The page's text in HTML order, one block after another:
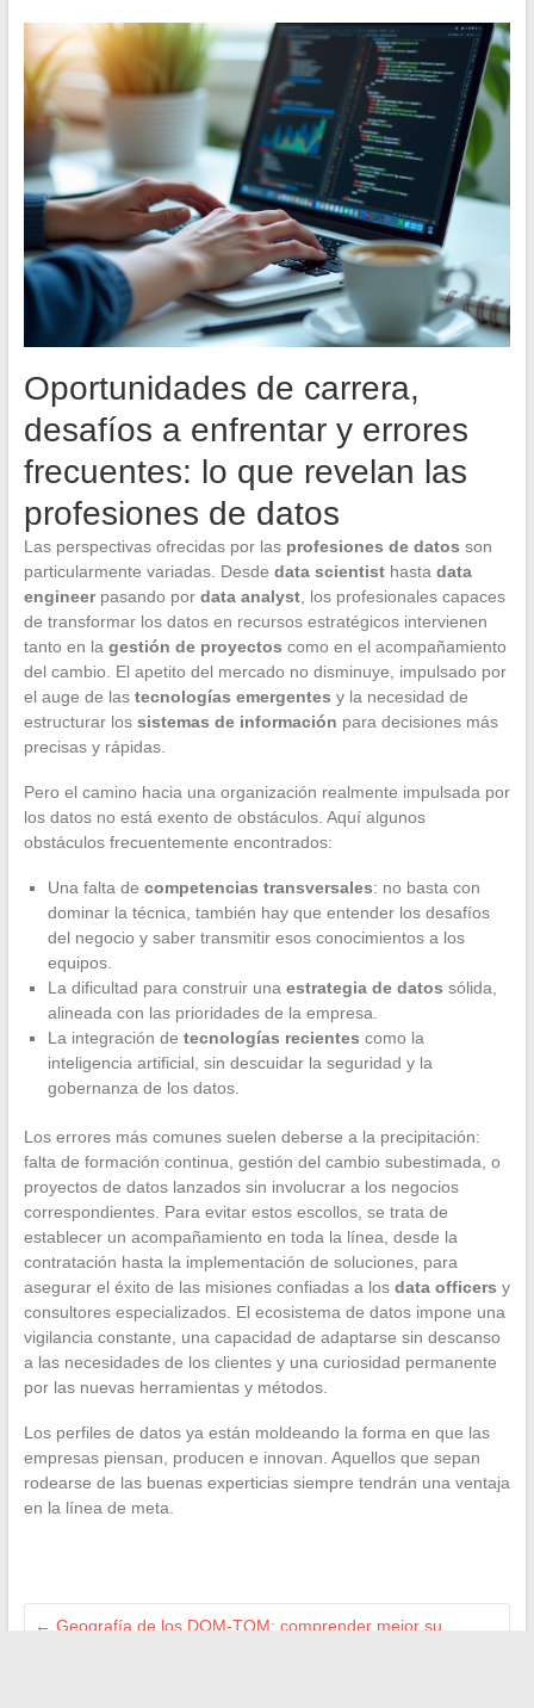
Oportunidades de carrera,
desafíos a enfrentar y errores
frecuentes: lo que revelan las
profesiones de datos
Las perspectivas ofrecidas por las profesiones de datos son
particularmente variadas. Desde data scientisthasta data
engineerpasando por data analyst, los profesionales capaces
de transformar los datos en recursos estratégicos intervienen
tanto en la gestión de proyectos como en el acompañamiento
del cambio. El apetito del mercado no disminuye, impulsado por
el auge de las tecnologías emergentes y la necesidad de
estructurar los sistemas de información para decisiones más
precisas y rápidas.
Pero el camino hacia una organización realmente impulsada por
los datos no está exento de obstáculos. Aquí algunos
obstáculos frecuentemente encontrados:
Una falta de competencias transversales: no basta con
dominar la técnica, también hay que entender los desafíos
del negocio y saber transmitir esos conocimientos a los
equipos.
La dificultad para construir una estrategia de datos sólida,
alineada con las prioridades de la empresa.
La integración de tecnologías recientes como la
inteligencia artificial, sin descuidar la seguridad y la
gobernanza de los datos.
Los errores más comunes suelen deberse a la precipitación:
falta de formación continua, gestión del cambio subestimada, o
proyectos de datos lanzados sin involucrar a los negocios
correspondientes. Para evitar estos escollos, se trata de
establecer un acompañamiento en toda la línea, desde la
contratación hasta la implementación de soluciones, para
asegurar el éxito de las misiones confiadas a los data officers y
consultores especializados. El ecosistema de datos impone una
vigilancia constante, una capacidad de adaptarse sin descanso
a las necesidades de los clientes y una curiosidad permanente
por las nuevas herramientas y métodos.
Los perfiles de datos ya están moldeando la forma en que las
empresas piensan, producen e innovan. Aquellos que sepan
rodearse de las buenas experticias siempre tendrán una ventaja
en la línea de meta.
← Geografía de los DOM-TOM: comprender mejor su